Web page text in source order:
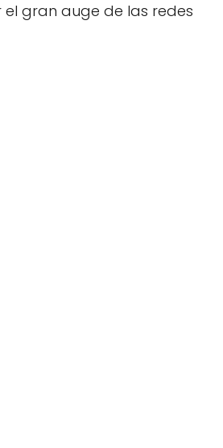
gran auge de las redes